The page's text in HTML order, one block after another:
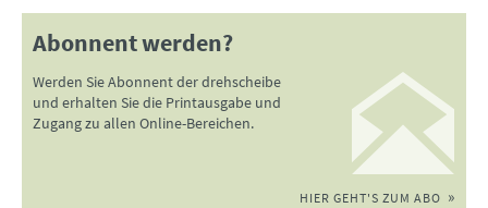
Abonnent werden?
Werden Sie Abonnent der drehscheibe
und erhalten Sie die Printausgabe und
Zugang zu allen Online-Bereichen.
HIER GEHT'S ZUM ABO